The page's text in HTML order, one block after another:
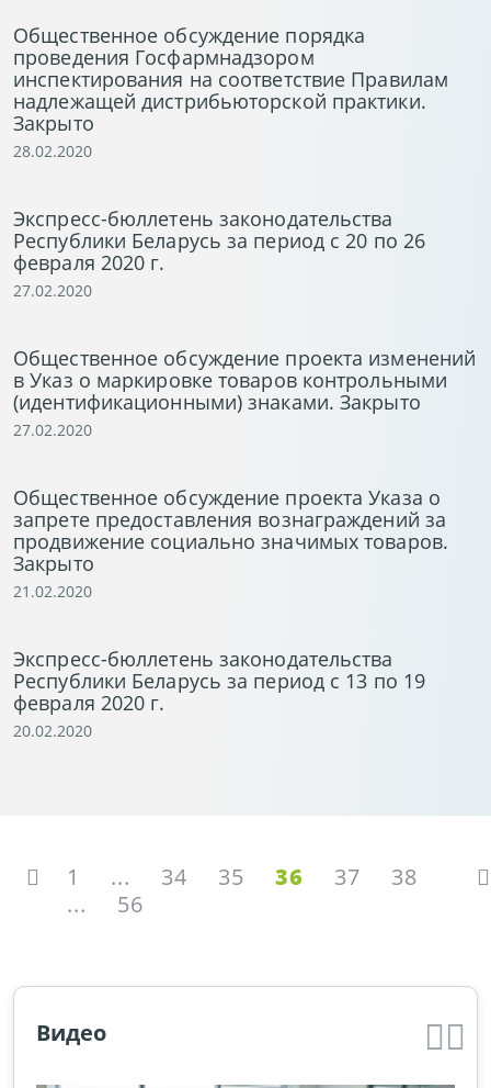
Общественное обсуждение порядка
проведения Госфармнадзором
инспектирования на соответствие Правилам
надлежащей дистрибьюторской практики.
Закрыто
28.02.2020
Экспресс-бюллетень законодательства
Республики Беларусь за период с 20 по 26
февраля 2020 г.
27.02.2020
Общественное обсуждение проекта изменений
в Указ о маркировке товаров контрольными
(идентификационными) знаками. Закрыто
27.02.2020
Общественное обсуждение проекта Указа о
запрете предоставления вознаграждений за
продвижение социально значимых товаров.
Закрыто
21.02.2020
Экспресс-бюллетень законодательства
Республики Беларусь за период с 13 по 19
февраля 2020 г.
20.02.2020
1 ... 34 35 36 37
38
...
56
Видео